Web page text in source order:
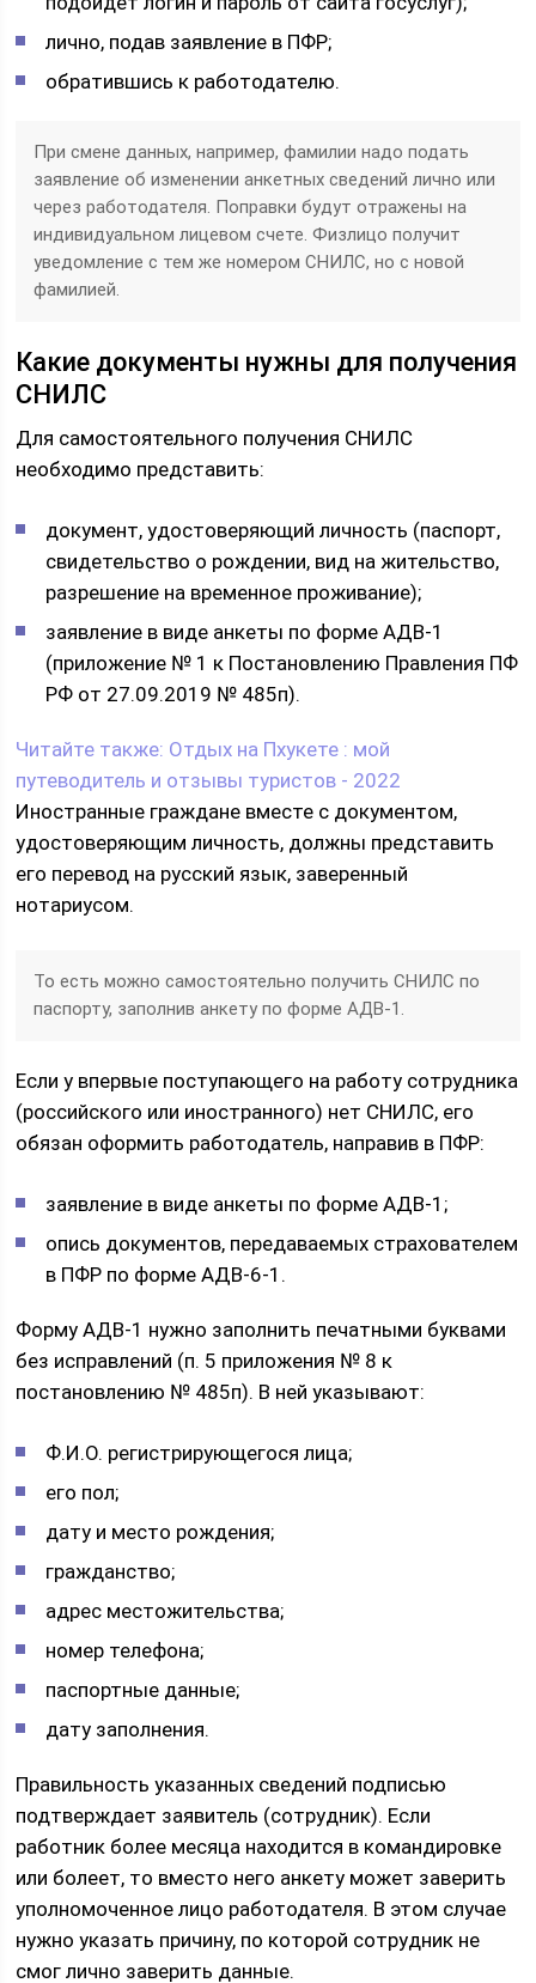
лично, подав заявление в ПФР;
обратившись к работодателю.
При смене данных, например, фамилии надо подать
заявление об изменении анкетных сведений лично или
через работодателя. Поправки будут отражены на
индивидуальном лицевом счете. Физлицо получит
уведомление с тем же номером СНИЛС, но с новой
фамилией.
Какие документы нужны для получения
СНИЛС
Для самостоятельного получения СНИЛС
необходимо представить:
документ, удостоверяющий личность (паспорт,
свидетельство о рождении, вид на жительство,
разрешение на временное проживание);
заявление в виде анкеты по форме АДВ-1
(приложение № 1 к Постановлению Правления ПФ
РФ от 27.09.2019 № 485п).
Читайте также: Отдых на Пхукете : мой
путеводитель и отзывы туристов - 2022
Иностранные граждане вместе с документом,
удостоверяющим личность, должны представить
его перевод на русский язык, заверенный
нотариусом.
То есть можно самостоятельно получить СНИЛС по
паспорту, заполнив анкету по форме АДВ-1.
Если у впервые поступающего на работу сотрудника
(российского или иностранного) нет СНИЛС, его
обязан оформить работодатель, направив в ПФР:
заявление в виде анкеты по форме АДВ-1;
опись документов, передаваемых страхователем
в ПФР по форме АДВ-6-1.
Форму АДВ-1 нужно заполнить печатными буквами
без исправлений (п. 5 приложения № 8 к
постановлению № 485п). В ней указывают:
Ф.И.О. регистрирующегося лица;
его пол;
дату и место рождения;
гражданство;
адрес местожительства;
номер телефона;
паспортные данные;
дату заполнения.
Правильность указанных сведений подписью
подтверждает заявитель (сотрудник). Если
работник более месяца находится в командировке
или болеет, то вместо него анкету может заверить
уполномоченное лицо работодателя. В этом случае
нужно указать причину, по которой сотрудник не
смог лично заверить данные.